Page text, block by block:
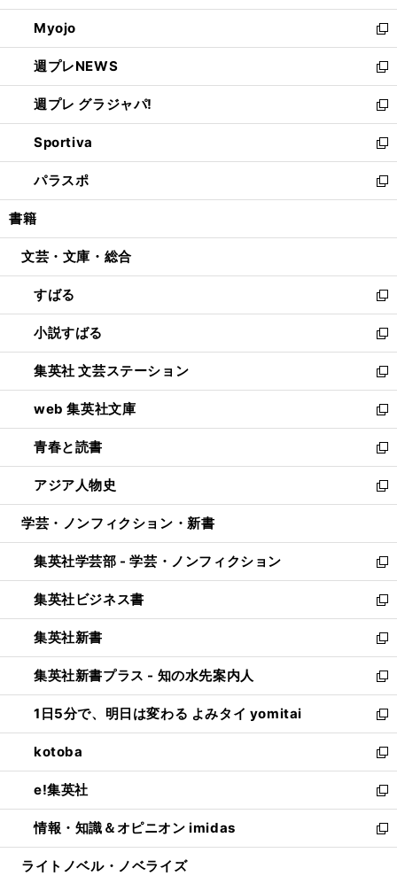
開
く
ウ
で
開
く
ン
ド
ウ
で
開
く
ウ
ィ
ン
ド
ウ
で
開
く
Myojo
新
し
い
ウ
ィ
ン
ド
ウ
で
開
週プレNEWS
新
し
い
ウ
ィ
ン
ド
ウ
開
週プレ グラジャパ!
新
し
い
ウ
ィ
ン
ウ
開
く
Sportiva
新
し
い
ウ
ン
ウ
で
開
く
パラスポ
新
し
ウ
ン
ド
ウ
で
開
く
書籍
文芸・文庫・総合
すばる
新
し
い
ウ
ィ
ン
ド
ウ
で
開
く
小説すばる
新
し
い
ウ
ィ
ン
ド
ウ
で
開
集英社 文芸ステーション
新
し
い
ウ
ィ
ン
ド
ウ
開
く
web 集英社文庫
新
し
い
ウ
ィ
ン
ウ
で
開
く
青春と読書
新
し
い
ウ
ン
ド
ウ
で
開
く
アジア人物史
新
し
ウ
ィ
ン
ド
ウ
で
開
く
学芸・ノンフィクション・新書
集英社学芸部 - 学芸・ノンフィクション
新
し
い
ウ
ィ
ン
ド
ウ
で
開
く
集英社ビジネス書
新
し
い
ウ
ィ
ン
ド
ウ
で
開
く
集英社新書
新
し
い
ウ
ィ
ン
ド
ウ
で
開
く
集英社新書プラス - 知の水先案内人
新
し
い
ウ
ィ
ン
ド
ウ
で
開
1日5分で、明日は変わる よみタイ yomitai
新
し
い
ウ
ィ
ン
ド
ウ
kotoba
新
し
い
ウ
ィ
ン
e!集英社
新
し
い
ウ
情報・知識＆オピニオン imidas
新
し
ライトノベル・ノベライズ